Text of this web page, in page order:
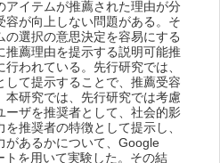
アイテムが推薦された理由が分
容が向上しない問題がある。そ
の選択の意思決定を容易にする
推薦理由を提示する説明可能推
われている。先行研究では、
して提示することで、推薦受容
本研究では、先行研究では考慮
ーザを推奨者として、社会的影
推奨者の特徴として提示し、
があるかについて、Google
を用いて実験した。その結